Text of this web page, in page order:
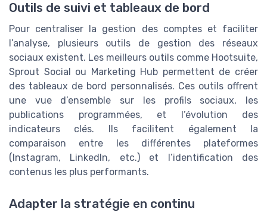
Outils de suivi et tableaux de bord
Pour centraliser la gestion des comptes et faciliter
l’analyse, plusieurs outils de gestion des réseaux
sociaux existent. Les meilleurs outils comme Hootsuite,
Sprout Social ou Marketing Hub permettent de créer
des tableaux de bord personnalisés. Ces outils offrent
une vue d’ensemble sur les profils sociaux, les
publications programmées, et l’évolution des
indicateurs clés. Ils facilitent également la
comparaison entre les différentes plateformes
(Instagram, LinkedIn, etc.) et l’identification des
contenus les plus performants.
Adapter la stratégie en continu